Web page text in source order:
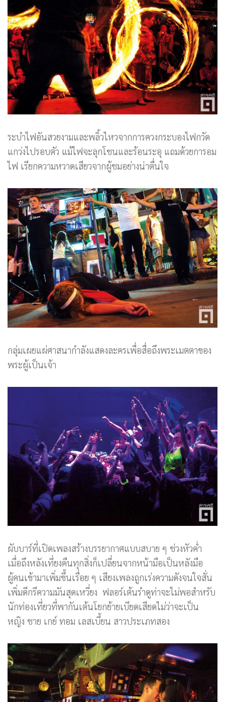
ระบำไฟอันสวยงามและพลิ้วไหวจากการควงกระบองไฟกวัด
แกว่งไปรอบตัว แม้ไฟจะลุกโชนและร้อนระอุ แถมด้วยการอม
ไฟ เรียกความหวาดเสียวจากผู้ชมอย่างน่าตื่นใจ
กลุ่มเผยแผ่ศาสนากำลังแสดงละครเพื่อสื่อถึงพระเมตตาของ
พระผู้เป็นเจ้า
ผับบาร์ที่เปิดเพลงสร้างบรรยากาศแบบสบาย ๆ ช่วงหัวค่ำ
เมื่อถึงหลังเที่ยงคืนทุกสิ่งก็เปลี่ยนจากหน้ามือเป็นหลังมือ
ผู้คนเข้ามาเพิ่มขึ้นเรื่อย ๆ เสียงเพลงถูกเร่งความดังจนใจสั่น
เพิ่มดีกรีความมันสุดเหวี่ยง ฟลอร์เต้นรำดูท่าจะไม่พอสำหรับ
นักท่องเที่ยวที่พากันเต้นโยกย้ายเบียดเสียดไม่ว่าจะเป็น
หญิง ชาย เกย์ ทอม เลสเบี้ยน สาวประเภทสอง